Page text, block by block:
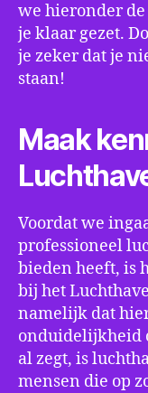
we hieronder
je klaar gezet.
je zeker dat je
staan!
Maak
Voordat we
professioneel
bieden heeft, is
bij het
namelijk dat
onduidelijkheid
al zegt, is
mensen die op